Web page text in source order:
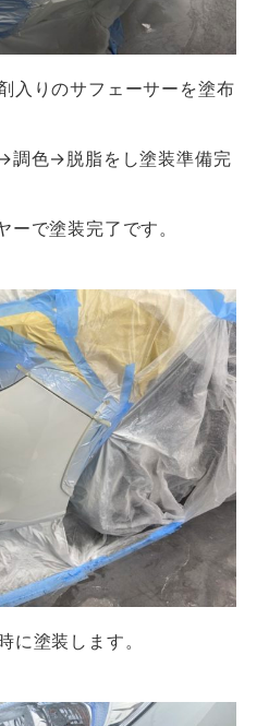
入りのサフェーサーを塗布
調色→脱脂をし塗装準備完
で塗装完了です。
に塗装します。